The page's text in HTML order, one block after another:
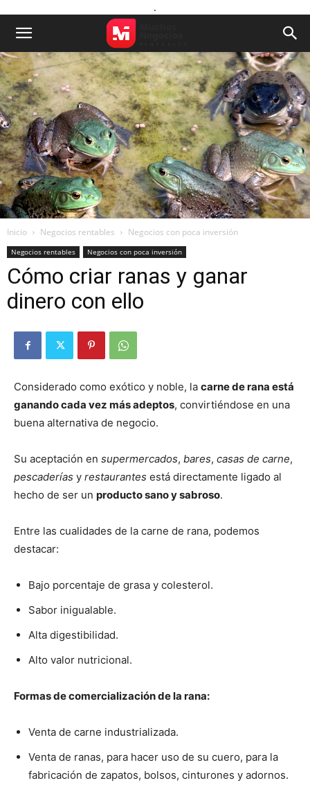
.
Inicio Negocios rentables Negocios con poca inversión
Negocios rentables Negocios con poca inversión
Cómo criar ranas y ganar
dinero con ello
Considerado como exótico y noble, la carne de rana está
ganando cada vez más adeptos, convirtiéndose en una
buena alternativa de negocio.
Su aceptación en supermercados, bares, casas de carne,
pescaderías y restaurantes está directamente ligado al
hecho de ser un producto sano y sabroso.
Entre las cualidades de la carne de rana, podemos
destacar:
Bajo porcentaje de grasa y colesterol.
Sabor inigualable.
Alta digestibilidad.
Alto valor nutricional.
Formas de comercialización de la rana:
Venta de carne industrializada.
Venta de ranas, para hacer uso de su cuero, para la
fabricación de zapatos, bolsos, cinturones y adornos.